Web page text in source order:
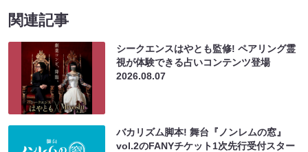
関連記事
シークエンスはやとも監修! ペアリング霊
視が体験できる占いコンテンツ登場
2026.08.07
バカリズム脚本! 舞台『ノンレムの窓』
vol.2のFANYチケット1次先行受付スター